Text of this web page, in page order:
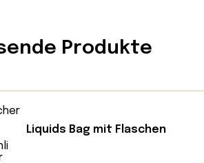
Produkte
Liquids Bag mit Flaschen